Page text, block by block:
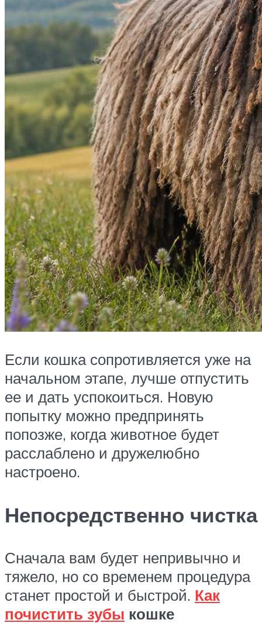
Если кошка сопротивляется уже на
начальном этапе, лучше отпустить
ее и дать успокоиться. Новую
попытку можно предпринять
попозже, когда животное будет
расслаблено и дружелюбно
настроено.
Непосредственно чистка
Сначала вам будет непривычно и
тяжело, но со временем процедура
станет простой и быстрой. Как
почистить зубы кошке